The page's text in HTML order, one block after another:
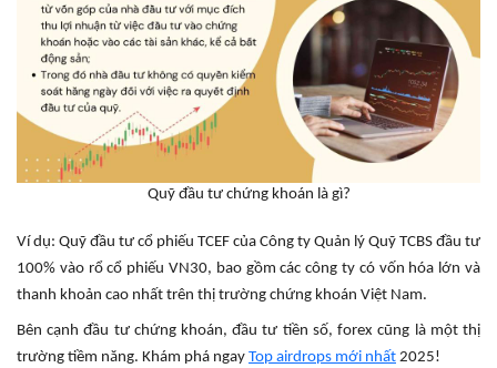
Quỹ đầu tư chứng khoán là gì?
Ví dụ: Quỹ đầu tư cổ phiếu TCEF của Công ty Quản lý Quỹ TCBS đầu tư
100% vào rổ cổ phiếu VN30, bao gồm các công ty có vốn hóa lớn và
thanh khoản cao nhất trên thị trường chứng khoán Việt Nam.
Bên cạnh đầu tư chứng khoán, đầu tư tiền số, forex cũng là một thị
trường tiềm năng. Khám phá ngay Top airdrops mới nhất 2025!